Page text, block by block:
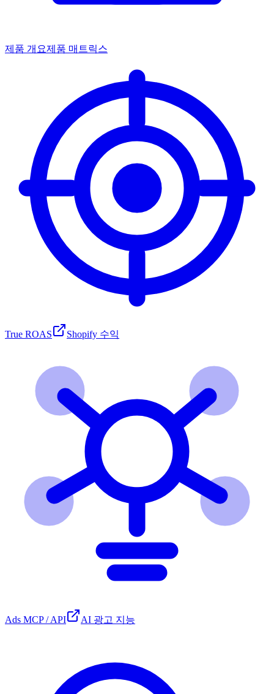
제품 개요제품 매트릭스
True ROAS Shopify 수익
Ads MCP / API AI 광고 지능